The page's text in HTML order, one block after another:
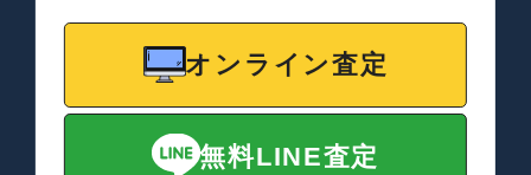
オンライン査定
無料LINE査定